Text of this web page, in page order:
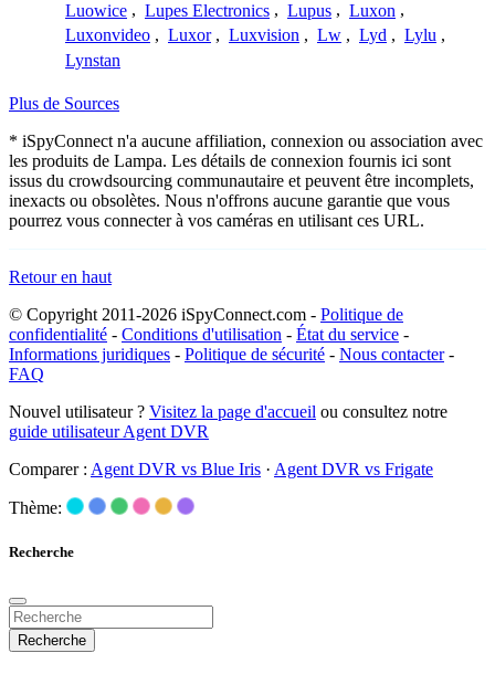
Luowice , Lupes Electronics , Lupus , Luxon ,
Luxonvideo , Luxor , Luxvision , Lw , Lyd , Lylu ,
Lynstan
Plus de Sources
* iSpyConnect n'a aucune affiliation, connexion ou association avec
les produits de Lampa. Les détails de connexion fournis ici sont
issus du crowdsourcing communautaire et peuvent être incomplets,
inexacts ou obsolètes. Nous n'offrons aucune garantie que vous
pourrez vous connecter à vos caméras en utilisant ces URL.
Retour en haut
© Copyright 2011-2026 iSpyConnect.com - Politique de
confidentialité - Conditions d'utilisation - État du service -
Informations juridiques - Politique de sécurité - Nous contacter-
FAQ
Nouvel utilisateur ? Visitez la page d'accueil ou consultez notre
guide utilisateur Agent DVR
Comparer : Agent DVR vs Blue Iris · Agent DVR vs Frigate
Thème:
Recherche
Recherche